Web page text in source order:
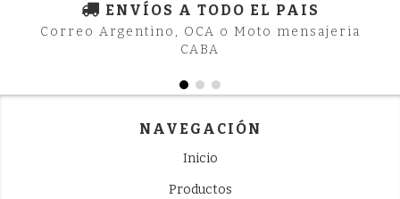
ENVÍOS A TODO EL PAIS
Correo Argentino, OCA o Moto mensajeria
CABA
NAVEGACIÓN
Inicio
Productos